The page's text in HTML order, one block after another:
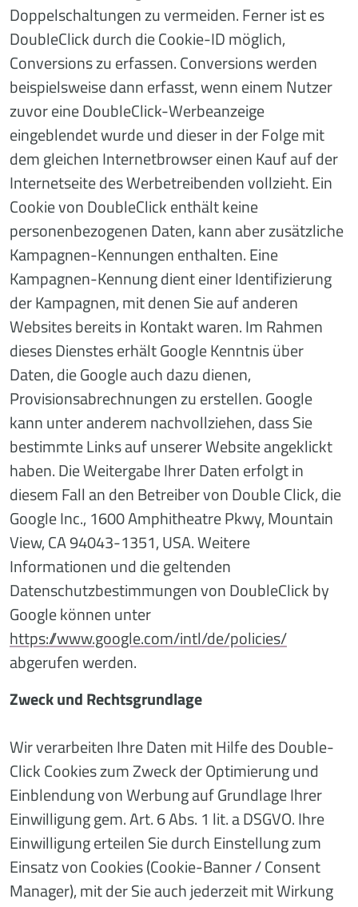
Doppelschaltungen zu vermeiden. Ferner ist es
DoubleClick durch die Cookie-ID möglich,
Conversions zu erfassen. Conversions werden
beispielsweise dann erfasst, wenn einem Nutzer
zuvor eine DoubleClick-Werbeanzeige
eingeblendet wurde und dieser in der Folge mit
dem gleichen Internetbrowser einen Kauf auf der
Internetseite des Werbetreibenden vollzieht. Ein
Cookie von DoubleClick enthält keine
personenbezogenen Daten, kann aber zusätzliche
Kampagnen-Kennungen enthalten. Eine
Kampagnen-Kennung dient einer Identifizierung
der Kampagnen, mit denen Sie auf anderen
Websites bereits in Kontakt waren. Im Rahmen
dieses Dienstes erhält Google Kenntnis über
Daten, die Google auch dazu dienen,
Provisionsabrechnungen zu erstellen. Google
kann unter anderem nachvollziehen, dass Sie
bestimmte Links auf unserer Website angeklickt
haben. Die Weitergabe Ihrer Daten erfolgt in
diesem Fall an den Betreiber von Double Click, die
Google Inc., 1600 Amphitheatre Pkwy, Mountain
View, CA 94043-1351, USA. Weitere
Informationen und die geltenden
Datenschutzbestimmungen von DoubleClick by
Google können unter
https://www.google.com/intl/de/policies/
abgerufen werden.
Zweck und Rechtsgrundlage
Wir verarbeiten Ihre Daten mit Hilfe des Double-
Click Cookies zum Zweck der Optimierung und
Einblendung von Werbung auf Grundlage Ihrer
Einwilligung gem. Art. 6 Abs. 1 lit. a DSGVO. Ihre
Einwilligung erteilen Sie durch Einstellung zum
Einsatz von Cookies (Cookie-Banner / Consent
Manager), mit der Sie auch jederzeit mit Wirkung